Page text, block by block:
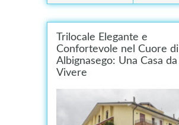
Trilocale Elegante e
Confortevole nel Cuore di
Albignasego: Una Casa da
Vivere